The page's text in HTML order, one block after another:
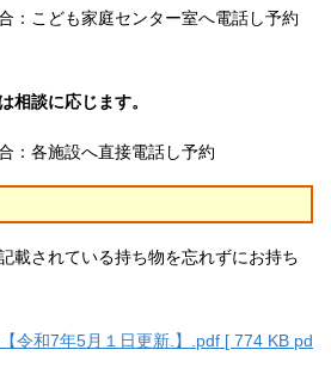
こども家庭センター室へ電話し予約
相談に応じます。
各施設へ直接電話し予約
載されている持ち物を忘れずにお持ち
令和7年5月１日更新.】.pdf [ 774 KB pd